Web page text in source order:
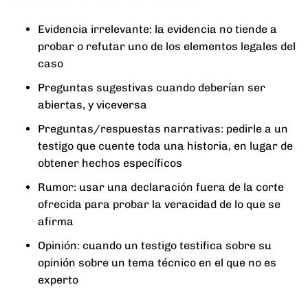
Evidencia irrelevante: la evidencia no tiende a
probar o refutar uno de los elementos legales del
caso
Preguntas sugestivas cuando deberían ser
abiertas, y viceversa
Preguntas/respuestas narrativas: pedirle a un
testigo que cuente toda una historia, en lugar de
obtener hechos específicos
Rumor: usar una declaración fuera de la corte
ofrecida para probar la veracidad de lo que se
afirma
Opinión: cuando un testigo testifica sobre su
opinión sobre un tema técnico en el que no es
experto